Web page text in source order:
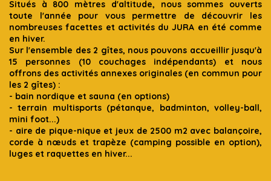
Situés à 800 mètres d'altitude, nous sommes ouverts
toute l'année pour vous permettre de découvrir les
nombreuses facettes et activités du JURA en été comme
en hiver.
Sur l'ensemble des 2 gîtes, nous pouvons accueillir jusqu'à
15 personnes (10 couchages indépendants) et nous
offrons des activités annexes originales (en commun pour
les 2 gîtes) :
- bain nordique et sauna (en options)
- terrain multisports (pétanque, badminton, volley-ball,
mini foot...)
- aire de pique-nique et jeux de 2500 m2 avec balançoire,
corde à nœuds et trapèze (camping possible en option),
luges et raquettes en hiver...